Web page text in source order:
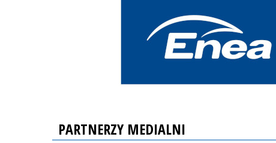
PARTNERZY MEDIALNI